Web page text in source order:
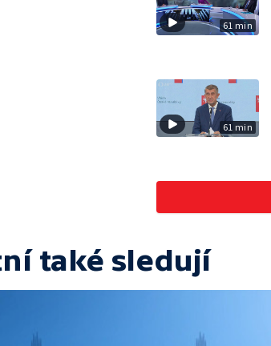
61 min
61 min
také sledují